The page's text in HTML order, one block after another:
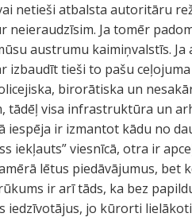
netieši atbalsta autoritāru
neieraudzīsim. Ja tomēr
austrumu kaimiņvalstīs.
izbaudīt tieši to pašu
birorātiska un
tādēļ visa infrastruktūra un
iespēja ir izmantot kādu no
iekļauts” viesnīcā, otra ir
lētus piedāvājumus,
ir arī tāds, ka bez
iedzīvotājus, jo kūrorti